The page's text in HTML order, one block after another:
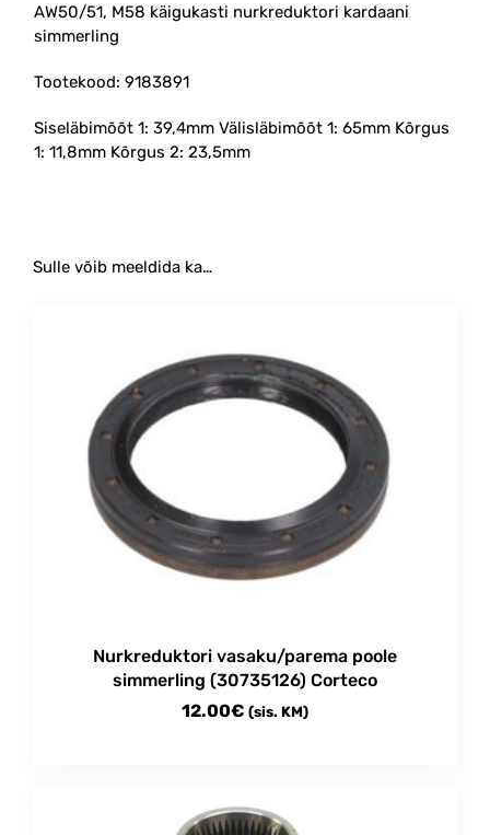
AW50/51, M58 käigukasti nurkreduktori kardaani
simmerling
Tootekood: 9183891
Siseläbimõõt 1: 39,4mm Välisläbimõõt 1: 65mm Kõrgus
1: 11,8mm Kõrgus 2: 23,5mm
Sulle võib meeldida ka…
Nurkreduktori vasaku/parema poole
simmerling (30735126) Corteco
12.00€ (sis. KM)